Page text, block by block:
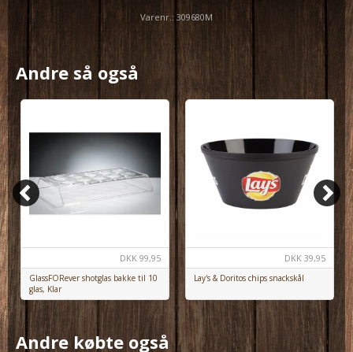
Varenr.: 309680M
Andre så også
DKK 99,95
GlassFORever shotglas bakke til 10
glas, Klar
DKK 39,95
Lay's & Doritos chips snackskål
Andre købte også